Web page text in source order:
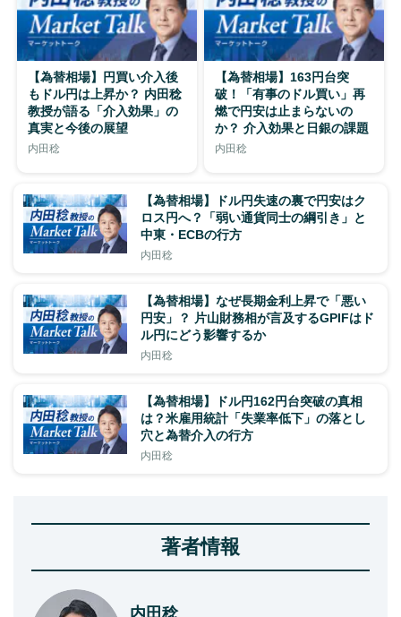
【為替相場】円買い介入後
もドル円は上昇か？ 内田稔
教授が語る「介入効果」の
真実と今後の展望
内田稔
【為替相場】163円台突
破！「有事のドル買い」再
燃で円安は止まらないの
か？ 介入効果と日銀の課題
内田稔
【為替相場】ドル円失速の裏で円安はク
ロス円へ？「弱い通貨同士の綱引き」と
中東・ECBの行方
内田稔
【為替相場】なぜ長期金利上昇で「悪い
円安」？ 片山財務相が言及するGPIFはド
ル円にどう影響するか
内田稔
【為替相場】ドル円162円台突破の真相
は？米雇用統計「失業率低下」の落とし
穴と為替介入の行方
内田稔
著者情報
内田稔